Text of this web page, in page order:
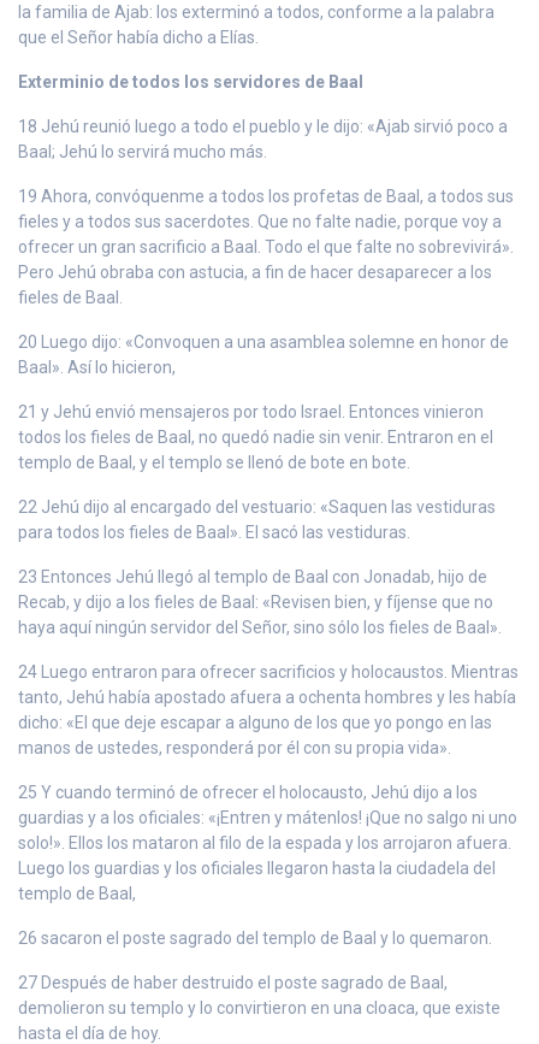
la familia de Ajab: los exterminó a todos, conforme a la palabra
que el Señor había dicho a Elías.
Exterminio de todos los servidores de Baal
18 Jehú reunió luego a todo el pueblo y le dijo: «Ajab sirvió poco a
Baal; Jehú lo servirá mucho más.
19 Ahora, convóquenme a todos los profetas de Baal, a todos sus
fieles y a todos sus sacerdotes. Que no falte nadie, porque voy a
ofrecer un gran sacrificio a Baal. Todo el que falte no sobrevivirá».
Pero Jehú obraba con astucia, a fin de hacer desaparecer a los
fieles de Baal.
20 Luego dijo: «Convoquen a una asamblea solemne en honor de
Baal». Así lo hicieron,
21 y Jehú envió mensajeros por todo Israel. Entonces vinieron
todos los fieles de Baal, no quedó nadie sin venir. Entraron en el
templo de Baal, y el templo se llenó de bote en bote.
22 Jehú dijo al encargado del vestuario: «Saquen las vestiduras
para todos los fieles de Baal». El sacó las vestiduras.
23 Entonces Jehú llegó al templo de Baal con Jonadab, hijo de
Recab, y dijo a los fieles de Baal: «Revisen bien, y fíjense que no
haya aquí ningún servidor del Señor, sino sólo los fieles de Baal».
24 Luego entraron para ofrecer sacrificios y holocaustos. Mientras
tanto, Jehú había apostado afuera a ochenta hombres y les había
dicho: «El que deje escapar a alguno de los que yo pongo en las
manos de ustedes, responderá por él con su propia vida».
25 Y cuando terminó de ofrecer el holocausto, Jehú dijo a los
guardias y a los oficiales: «¡Entren y mátenlos! ¡Que no salgo ni uno
solo!». Ellos los mataron al filo de la espada y los arrojaron afuera.
Luego los guardias y los oficiales llegaron hasta la ciudadela del
templo de Baal,
26 sacaron el poste sagrado del templo de Baal y lo quemaron.
27 Después de haber destruido el poste sagrado de Baal,
demolieron su templo y lo convirtieron en una cloaca, que existe
hasta el día de hoy.